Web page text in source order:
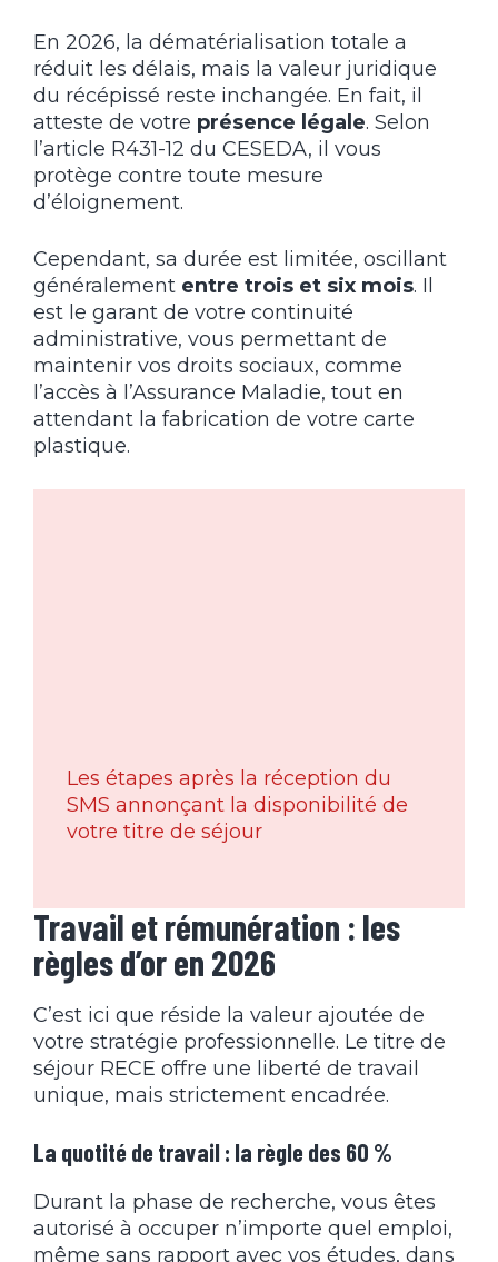
En 2026, la dématérialisation totale a
réduit les délais, mais la valeur juridique
du récépissé reste inchangée. En fait, il
atteste de votre présence légale. Selon
l’article R431-12 du CESEDA, il vous
protège contre toute mesure
d’éloignement.
Cependant, sa durée est limitée, oscillant
généralement entre trois et six mois. Il
est le garant de votre continuité
administrative, vous permettant de
maintenir vos droits sociaux, comme
l’accès à l’Assurance Maladie, tout en
attendant la fabrication de votre carte
plastique.
Les étapes après la réception du
SMS annonçant la disponibilité de
votre titre de séjour
Travail et rémunération : les
règles d’or en 2026
C’est ici que réside la valeur ajoutée de
votre stratégie professionnelle. Le titre de
séjour RECE offre une liberté de travail
unique, mais strictement encadrée.
La quotité de travail : la règle des 60 %
Durant la phase de recherche, vous êtes
autorisé à occuper n’importe quel emploi,
même sans rapport avec vos études, dans